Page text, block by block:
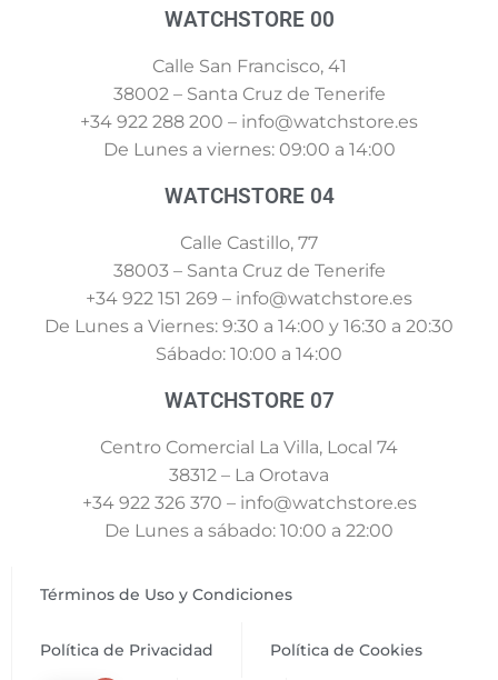
WATCHSTORE 00
Calle San Francisco, 41
38002 – Santa Cruz de Tenerife
+34 922 288 200 – info@watchstore.es
De Lunes a viernes: 09:00 a 14:00
WATCHSTORE 04
Calle Castillo, 77
38003 – Santa Cruz de Tenerife
+34 922 151 269 – info@watchstore.es
De Lunes a Viernes: 9:30 a 14:00 y 16:30 a 20:30
Sábado: 10:00 a 14:00
WATCHSTORE 07
Centro Comercial La Villa, Local 74
38312 – La Orotava
+34 922 326 370 – info@watchstore.es
De Lunes a sábado: 10:00 a 22:00
Términos de Uso y Condiciones
Política de Privacidad Política de Cookies